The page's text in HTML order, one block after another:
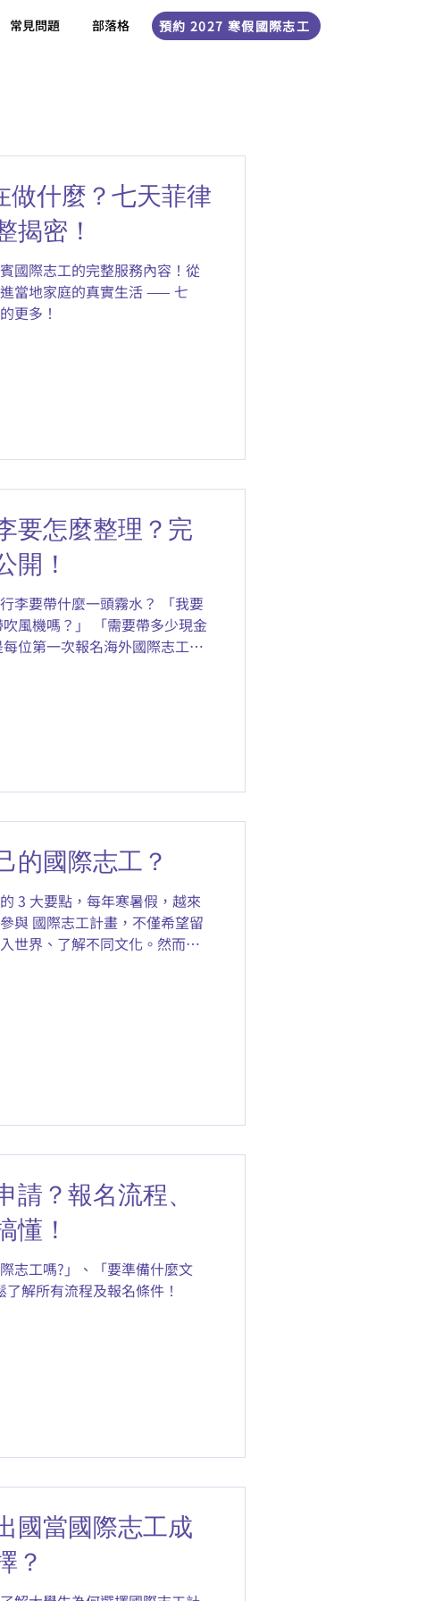
常見問題 部落格 預約 2027 寒假國際志工
做什麼？七天菲律
揭密！
國際志工的完整服務內容！從
當地家庭的真實生活 —— 七
更多！
要怎麼整理？完
開！
李要帶什麼一頭霧水？ 「我要
風機嗎？」 「需要帶多少現金
位第一次報名海外國際志工的
都打包好了，最後呢？ 想知
滿的旅程！ 一、出發前先確認
行李：23 公斤 大家要留意好
很快就會接近上限！這邊建議
用到的東西留在家，別讓你的
、國際志工個人用品｜完整打
的國際志工？
3 大要點，每年寒暑假，越來
與 國際志工計畫，不僅希望留
世界、了解不同文化。然而，
請？報名流程、
懂！
志工嗎?」、「要準備什麼文
解所有流程及報名條件！
國當國際志工成
？